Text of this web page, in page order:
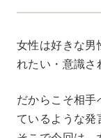
女性は好きな男
れたい・意識さ
だからこそ相手
ているような発